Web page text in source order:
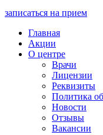
записаться на прием
Главная
Акции
О центре
Врачи
Лицензии
Реквизиты
Политика
Новости
Отзывы
Вакансии